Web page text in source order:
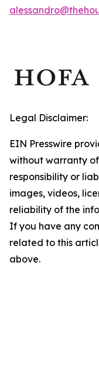
Legal Disclaimer:
EIN Presswire
without warranty
responsibility or
images, videos,
reliability of the
If you have any
related to this
above.